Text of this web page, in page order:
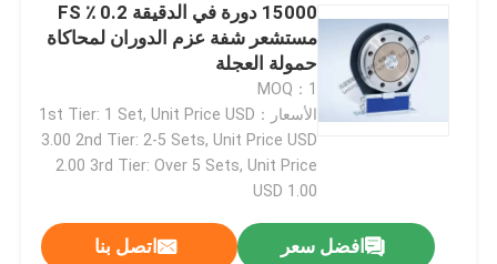
15000 دورة في الدقيقة 0.2 ٪ FS
مستشعر شفة عزم الدوران لمحاكاة
حمولة العجلة
MOQ：1
الأسعار：1st Tier: 1 Set, Unit Price USD
3.00 2nd Tier: 2-5 Sets, Unit Price USD
2.00 3rd Tier: Over 5 Sets, Unit Price
USD 1.00
افضل سعر اتصل بنا